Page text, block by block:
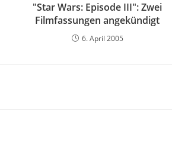
"Star Wars: Episode III": Zwei
Filmfassungen angekündigt
6. April 2005